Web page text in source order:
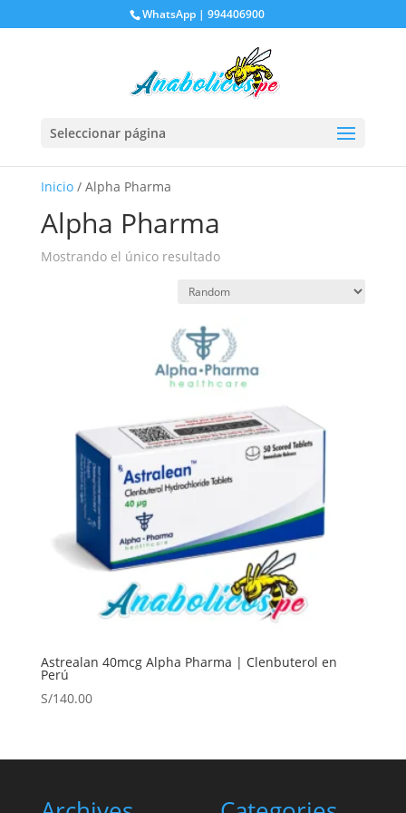
WhatsApp | 994406900
Seleccionar página
Inicio/ Alpha Pharma
Alpha Pharma
Mostrando el único resultado
Astrealan 40mcg Alpha Pharma | Clenbuterol en
Perú
S/140.00